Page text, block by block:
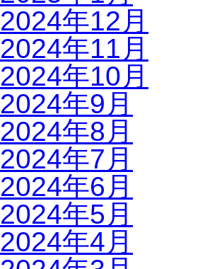
2024年12月
2024年11月
2024年10月
2024年9月
2024年8月
2024年7月
2024年6月
2024年5月
2024年4月